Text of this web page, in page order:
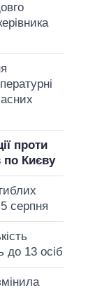
проти
по Києву
серпня
до 13 осіб